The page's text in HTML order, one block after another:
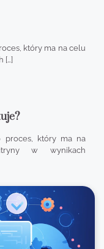
który ma na celu
[…]
proces, który ma na
w wynikach